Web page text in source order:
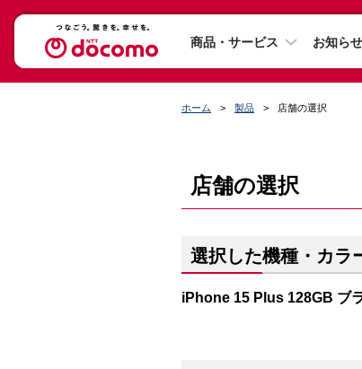
商品・サービス お知らせ
ホーム 製品 店舗の選択
店舗の選択
選択した機種・カラ
iPhone 15 Plus 128GB ブ